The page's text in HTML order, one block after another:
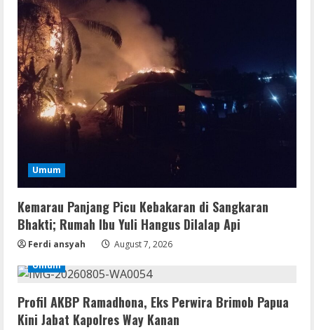
Umum
Kemarau Panjang Picu Kebakaran di Sangkaran
Bhakti; Rumah Ibu Yuli Hangus Dilalap Api
Ferdi ansyah
August 7, 2026
Umum
Profil AKBP Ramadhona, Eks Perwira Brimob Papua
Kini Jabat Kapolres Way Kanan
VL
Office 365 Mondo Pre-Activated
August 7, 2026
3
Kemarau Panjang Picu Kebakaran di
Sangkaran Bhakti; Rumah Ibu Yuli
Hangus Dilalap Api
August 7, 2026
Serialers
Adobe Acrobat Pro 2021 Portable only
[100% Worked] [Windows] 2025